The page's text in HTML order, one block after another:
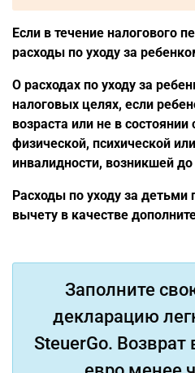
Если в течение налогового
расходы по уходу за
О расходах по уходу за
налоговых целях, если
возраста или не в
физической, психической
инвалидности, возникшей до
Расходы по уходу за
вычету в качестве
Заполните
декларацию
SteuerGo.